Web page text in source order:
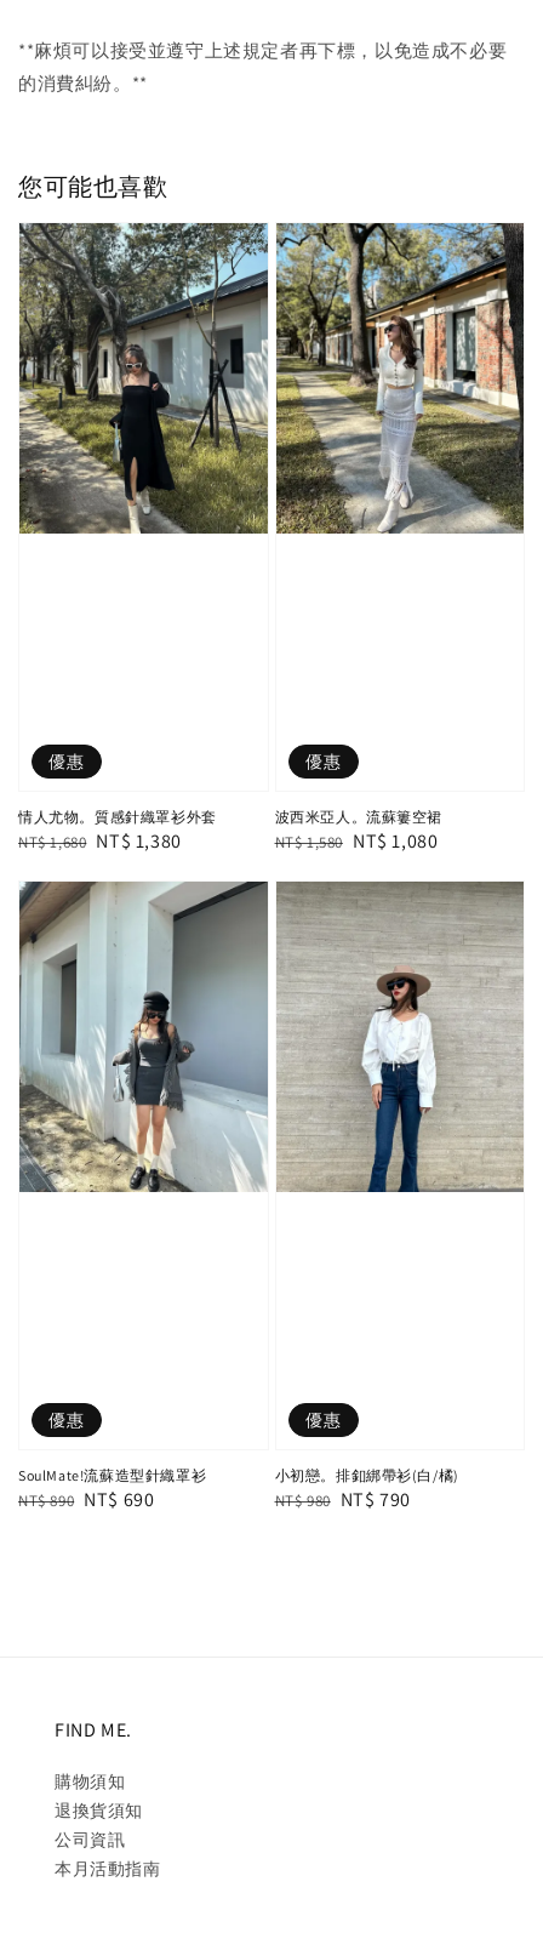
**麻煩可以接受並遵守上述規定者再下標，以免造成不必要
的消費糾紛。**
您可能也喜歡
優惠
情人尤物。質感針織罩衫外套
Regular
NT$ 1,680 Sale
NT$ 1,380
優惠
波西米亞人。流蘇簍空裙
Regular
NT$ 1,580 Sale
NT$ 1,080
優惠
SoulMate!流蘇造型針織罩衫
Regular
NT$ 890 Sale
NT$ 690
優惠
小初戀。排釦綁帶衫(白/橘)
Regular
NT$ 980 Sale
NT$ 790
FIND ME.
購物須知
退換貨須知
公司資訊
本月活動指南